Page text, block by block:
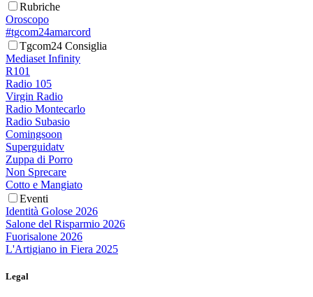
Rubriche
Oroscopo
#tgcom24amarcord
Tgcom24 Consiglia
Mediaset Infinity
R101
Radio 105
Virgin Radio
Radio Montecarlo
Radio Subasio
Comingsoon
Superguidatv
Zuppa di Porro
Non Sprecare
Cotto e Mangiato
Eventi
Identità Golose 2026
Salone del Risparmio 2026
Fuorisalone 2026
L'Artigiano in Fiera 2025
Legal